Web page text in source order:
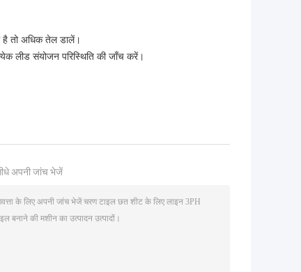
है तो अधिक तेल डालें।
लीड संयोजन परिस्थिति की जाँच करें।
अपनी जांच भेजें